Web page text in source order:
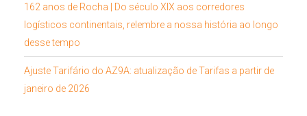
162 anos de Rocha | Do século XIX aos corredores
logísticos continentais, relembre a nossa história ao longo
desse tempo
Ajuste Tarifário do AZ9A: atualização de Tarifas a partir de
janeiro de 2026